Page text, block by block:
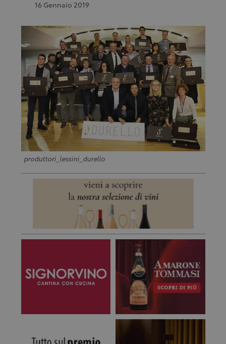
16 Gennaio 2019
produttori_lessini_durello